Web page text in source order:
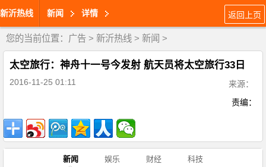
新沂热线 新闻 详情 返回上页
您的当前位置： 广告 > 新沂热线 > 新闻 >
太空旅行：神舟十一号今发射 航天员将太空旅行33日
2016-11-25 01:11
来源：
责编：
新闻 娱乐 财经 科技